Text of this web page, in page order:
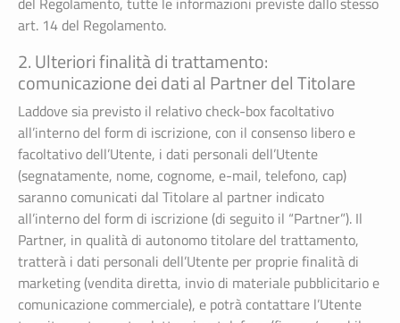
art. 14 del Regolamento.
2. Ulteriori finalità di trattamento:
comunicazione dei dati al Partner del Titolare
Laddove sia previsto il relativo check-box facoltativo
all’interno del form di iscrizione, con il consenso libero e
facoltativo dell’Utente, i dati personali dell’Utente
(segnatamente, nome, cognome, e-mail, telefono, cap)
saranno comunicati dal Titolare al partner indicato
all’interno del form di iscrizione (di seguito il “Partner”). Il
Partner, in qualità di autonomo titolare del trattamento,
tratterà i dati personali dell’Utente per proprie finalità di
marketing (vendita diretta, invio di materiale pubblicitario e
comunicazione commerciale), e potrà contattare l’Utente